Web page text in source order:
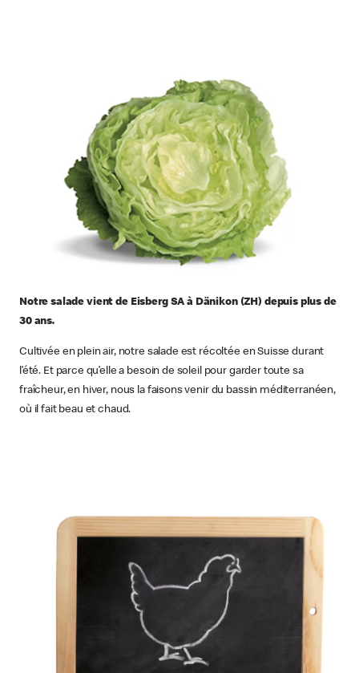
Notre salade vient de Eisberg SA à Dänikon (ZH) depuis plus de
30 ans.
Cultivée en plein air, notre salade est récoltée en Suisse durant
l’été. Et parce qu’elle a besoin de soleil pour garder toute sa
fraîcheur, en hiver, nous la faisons venir du bassin méditerranéen,
où il fait beau et chaud.